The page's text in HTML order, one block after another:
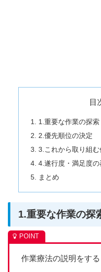
目
1.重要な作業の探索
2.優先順位の決定
3.これから取り組
4.遂行度・満足度の
まとめ
1.重要な作業の探
作業療法の説明をする